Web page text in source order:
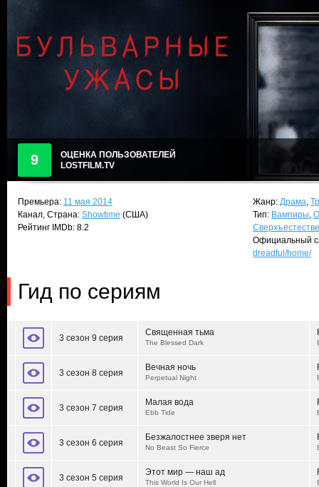
9
ОЦЕНКА ПОЛЬЗОВАТЕЛЕЙ
LOSTFILM.TV
Премьера: 11 мая 2014
Канал, Страна: Showtime (США)
Рейтинг IMDb: 8.2
Жанр: Драма,
Тип: Вампиры,
Официальный
dreadful/home/
Гид по сериям
3 сезон 9 серия
Священная тьма
The Blessed Dark
3 сезон 8 серия
Вечная ночь
Perpetual Night
3 сезон 7 серия
Малая вода
Ebb Tide
3 сезон 6 серия
Безжалостнее зверя нет
No Beast So Fierce
3 сезон 5 серия
Этот мир — наш ад
This World Is Our Hell